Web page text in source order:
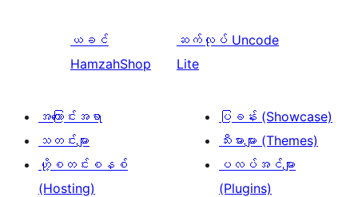
ယခင်
HamzahShop
ဆက်လုပ် Uncode
Lite
အကြောင်းအရာ
သတင်းများ
ဟို့စတင်းစနစ်
(Hosting)
ပြခန်း (Showcase)
သီးမားများ (Themes)
ပလပ်အင်များ
(Plugins)